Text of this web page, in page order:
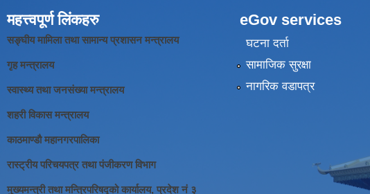
महत्त्वपूर्ण लिंकहरु
सङ्घीय मामिला तथा सामान्य प्रशासन मन्त्रालय
गृह मन्त्रालय
स्वास्थ्य तथा जनसंख्या मन्त्रालय
शहरी विकास मन्त्रालय
काठमाण्डौ महानगरपालिका
रास्ट्रीय परिचयपत्र तथा पंजीकरण विभाग
मुख्यमन्त्री तथा मन्त्रिपरिषद्को कार्यालय, प्रदेश नं ३
eGov services
घटना दर्ता
सामाजिक सुरक्षा
नागरिक वडापत्र